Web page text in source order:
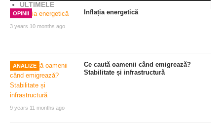
ULTIMELE
OPINII
3 years 10 months ago
Inflația energetică
ANALIZE
9 years 11 months ago
Ce caută oamenii când emigrează?
Stabilitate și infrastructură